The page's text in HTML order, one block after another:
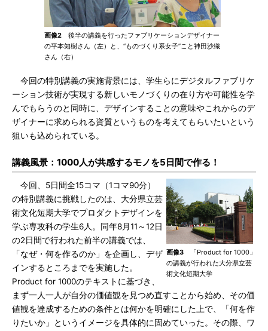
画像2 後半の講義を行ったファブリケーションデザイナー
の平本知樹さん（左）と、“ものづくり系女子”こと神田沙織
さん（右）
今回の特別講義の実施背景には、学生らにデジタルファブリケ
ーション技術が実現する新しいモノづくりの在り方や可能性を学
んでもらうのと同時に、デザインすることの意味やこれからのデ
ザイナーに求められる資質というものを考えてもらいたいという
狙いも込められている。
講義風景：1000人が共感するモノを5日間で作る！
画像3 「Product for 1000」
の講義が行われた大分県立芸
術文化短期大学
今回、5日間全15コマ（1コマ90分）
の特別講義に挑戦したのは、大分県立芸
術文化短期大学でプロダクトデザインを
学ぶ専攻科の学生6人。同年8月11～12日
の2日間で行われた前半の講義では、
「なぜ・何を作るのか」を企画し、デザ
インするところまでを実施した。
Product for 1000のテキストに基づき、
まず一人一人が自分の価値観を見つめ直すことから始め、その価
値観を達成するための条件とは何かを明確にした上で、「何を作
りたいか」というイメージを具体的に固めていった。その際、ワ